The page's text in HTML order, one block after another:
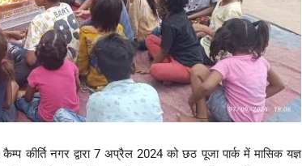
कीर्ति नगर द्वारा 7 अप्रैल 2024 को छठ पूजा पार्क में मासिक यज्ञ